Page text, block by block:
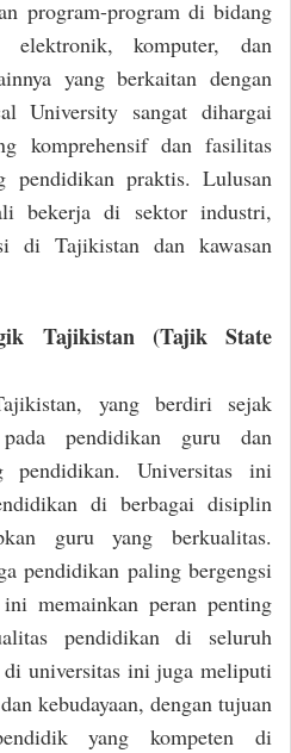
program-program di bidang
komputer, dan
yang berkaitan dengan
University sangat dihargai
komprehensif dan fasilitas
pendidikan praktis. Lulusan
bekerja di sektor industri,
di Tajikistan dan kawasan
Tajikistan (Tajik State
yang berdiri sejak
pendidikan guru dan
pendidikan. Universitas ini
di berbagai disiplin
guru yang berkualitas.
pendidikan paling bergengsi
memainkan peran penting
pendidikan di seluruh
di universitas ini juga meliputi
kebudayaan, dengan tujuan
yang kompeten di